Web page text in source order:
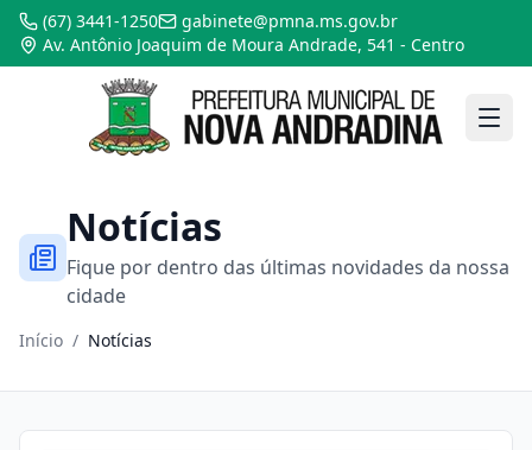
(67) 3441-1250
gabinete@pmna.ms.gov.br
Av. Antônio Joaquim de Moura Andrade, 541 - Centro
Notícias
Fique por dentro das últimas novidades da nossa
cidade
Início / Notícias